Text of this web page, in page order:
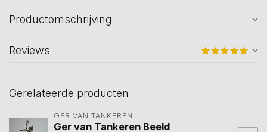
Productomschrijving
Reviews
Gerelateerde producten
GER VAN TANKEREN
Ger van Tankeren Beeld